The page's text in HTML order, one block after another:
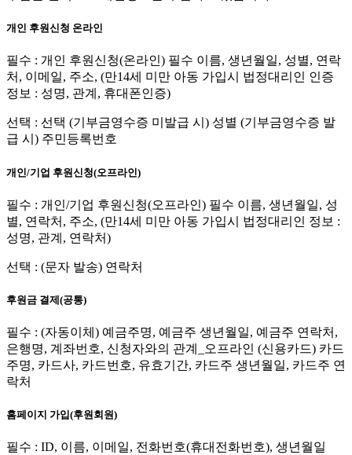
개인 후원신청 온라인
필수 : 개인 후원신청(온라인) 필수 이름, 생년월일, 성별, 연락
처, 이메일, 주소, (만14세 미만 아동 가입시 법정대리인 인증
정보 : 성명, 관계, 휴대폰인증)
선택 : 선택 (기부금영수증 미발급 시) 성별 (기부금영수증 발
급 시) 주민등록번호
개인/기업 후원신청(오프라인)
필수 : 개인/기업 후원신청(오프라인) 필수 이름, 생년월일, 성
별, 연락처, 주소, (만14세 미만 아동 가입시 법정대리인 정보 :
성명, 관계, 연락처)
선택 : (문자 발송) 연락처
후원금 결제(공통)
필수 : (자동이체) 예금주명, 예금주 생년월일, 예금주 연락처,
은행명, 계좌번호, 신청자와의 관계_오프라인 (신용카드) 카드
주명, 카드사, 카드번호, 유효기간, 카드주 생년월일, 카드주 연
락처
홈페이지 가입(후원회원)
필수 : ID, 이름, 이메일, 전화번호(휴대전화번호), 생년월일